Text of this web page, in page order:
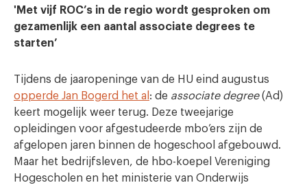
' Met vijf ROC’s in de regio wordt gesproken om
gezamenlijk een aantal associate degrees te
starten’
Tijdens de jaaropeninge van de HU eind augustus
opperde Jan Bogerd het al : de associate degree(Ad)
keert mogelijk weer terug. Deze tweejarige
opleidingen voor afgestudeerde mbo’ers zijn de
afgelopen jaren binnen de hogeschool afgebouwd.
Maar het bedrijfsleven, de hbo-koepel Vereniging
Hogescholen en het ministerie van Onderwijs